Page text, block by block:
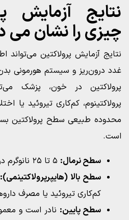
نتایج آزمایش
چیزی را نشان می‌
نتایج آزمایش پرولاکتین می‌تواند
غدد درون‌ریز و سیستم هورمونی
پرولاکتین در خون، پزشک
پرولاکتینوم، کم‌کاری تیروئید یا
محدوده طبیعی سطح پرولاکتین
است.
سطح نرمال:
سطح بالا (هایپرپرولاکتینمی):
کم‌کاری تیروئید یا مصرف
سطح پایین: نادر است و